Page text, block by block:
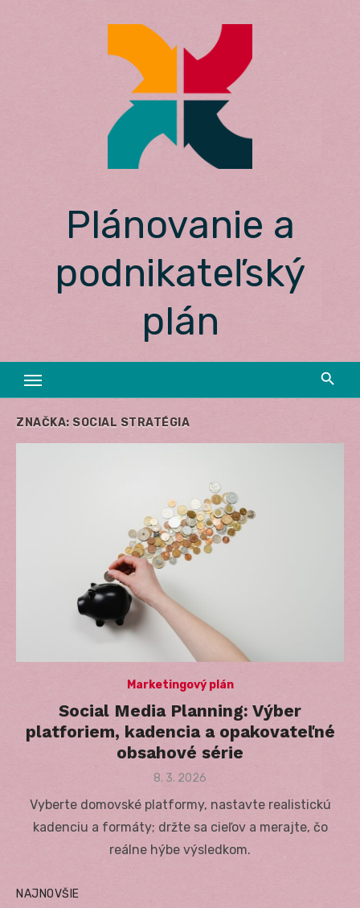
Plánovanie a
podnikateľský
plán
ZNAČKA: SOCIAL STRATÉGIA
Marketingový plán
Social Media Planning: Výber
platforiem, kadencia a opakovateľné
obsahové série
Posted
8. 3. 2026
Vyberte domovské platformy, nastavte realistickú
kadenciu a formáty; držte sa cieľov a merajte, čo
reálne hýbe výsledkom.
NAJNOVŠIE